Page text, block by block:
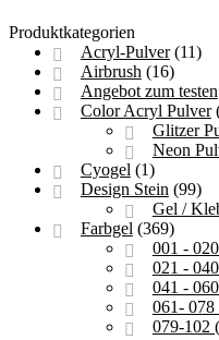
Produktkategorien
Acryl-Pulver (11)
Airbrush (16)
Angebot zum testen
Color Acryl Pulver
Glitzer
Neon
Cyogel (1)
Design Stein (99)
Gel /
Farbgel (369)
001 -
021 -
041 -
061- 078
079-102